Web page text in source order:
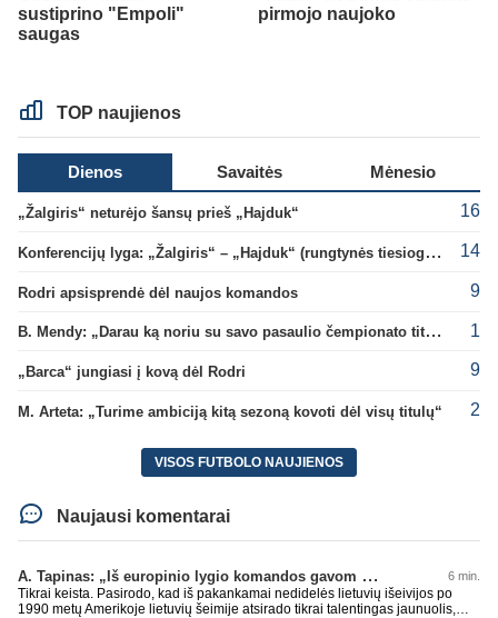
sustiprino "Empoli"
saugas
pirmojo naujoko
TOP naujienos
Dienos Savaitės Mėnesio
„Žalgiris“ neturėjo šansų prieš „Hajduk“ 16
Konferencijų lyga: „Žalgiris“ – „Hajduk“ (rungtynės tiesiogiai) 14
Rodri apsisprendė dėl naujos komandos 9
B. Mendy: „Darau ką noriu su savo pasaulio čempionato titulu“ 1
„Barca“ jungiasi į kovą dėl Rodri 9
M. Arteta: „Turime ambiciją kitą sezoną kovoti dėl visų titulų“ 2
VISOS FUTBOLO NAUJIENOS
Naujausi komentarai
A. Tapinas: „Iš europinio lygio komandos gavom gerų pamokų“ 6 min.
Tikrai keista. Pasirodo, kad iš pakankamai nedidelės lietuvių išeivijos po
1990 metų Amerikoje lietuvių šeimije atsirado tikrai talentingas jaunuolis,